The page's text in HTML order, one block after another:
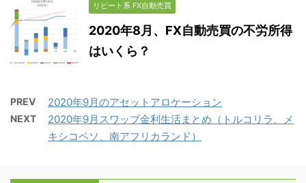
リピート系 FX自動売買
2020年8月、FX自動売買の不労所得
はいくら？
PREV 2020年9月のアセットアロケーション
NEXT
2020年9月スワップ金利生活まとめ（トルコリラ、メ
キシコペソ、南アフリカランド）